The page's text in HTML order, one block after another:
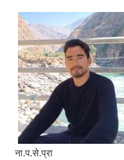
ना.प.से.प्रा